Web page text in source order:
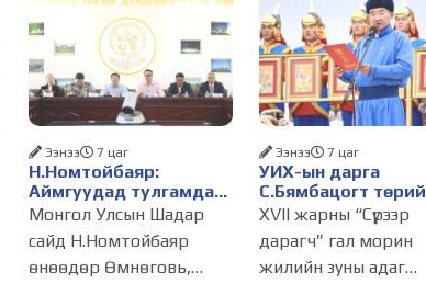
Н.Номтойбаяр:
Аймгуудад тулгамдаж
буй асуудлуудыг
долоо хоног бүр
Засгийн газрын
хуралдаанд
Ээнээ 7 цаг
Монгол Улсын Шадар
сайд Н.Номтойбаяр
өнөөдөр Өмнөговь,
УИХ-ын дарга
С.Бямбацогт
төлөөлөн Сутай
хайрхны тэнгэрийг
тахих төрийн
оролцлоо
Ээнээ 7 цаг
XVII жарны “Сүрээр
дарагч” гал морин
жилийн зуны адаг